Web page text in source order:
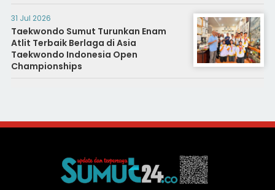
31 Jul 2026
Taekwondo Sumut Turunkan Enam
Atlit Terbaik Berlaga di Asia
Taekwondo Indonesia Open
Championships